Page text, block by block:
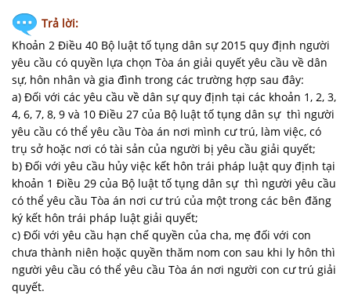
LIÊN
HỆ
Trả lời:
Khoản 2 Điều 40 Bộ luật tố tụng dân sự 2015 quy định người
yêu cầu có quyền lựa chọn Tòa án giải quyết yêu cầu về dân
sự, hôn nhân và gia đình trong các trường hợp sau đây:
a) Đối với các yêu cầu về dân sự quy định tại các khoản 1, 2, 3,
4, 6, 7, 8, 9 và 10 Điều 27 của Bộ luật tố tụng dân sự thì người
yêu cầu có thể yêu cầu Tòa án nơi mình cư trú, làm việc, có
trụ sở hoặc nơi có tài sản của người bị yêu cầu giải quyết;
b) Đối với yêu cầu hủy việc kết hôn trái pháp luật quy định tại
khoản 1 Điều 29 của Bộ luật tố tụng dân sự thì người yêu cầu
có thể yêu cầu Tòa án nơi cư trú của một trong các bên đăng
ký kết hôn trái pháp luật giải quyết;
c) Đối với yêu cầu hạn chế quyền của cha, mẹ đối với con
chưa thành niên hoặc quyền thăm nom con sau khi ly hôn thì
người yêu cầu có thể yêu cầu Tòa án nơi người con cư trú giải
quyết.